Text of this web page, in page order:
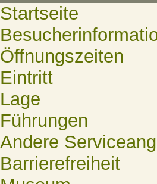
Startseite
Öffnungszeiten
Eintritt
Lage
Führungen
Andere
Barrierefreiheit